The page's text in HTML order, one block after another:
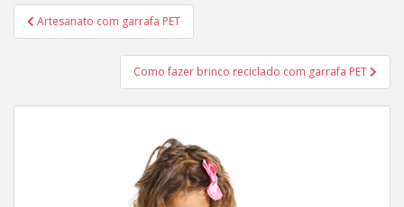
Navegação
de
Artesanato com garrafa PET
Como fazer brinco reciclado com garrafa PET